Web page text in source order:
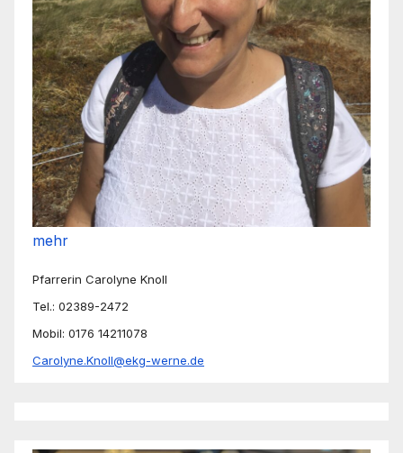
mehr
Pfarrerin Carolyne Knoll
Tel.: 02389-2472
Mobil: 0176 14211078
Carolyne.Knoll@ekg-werne.de